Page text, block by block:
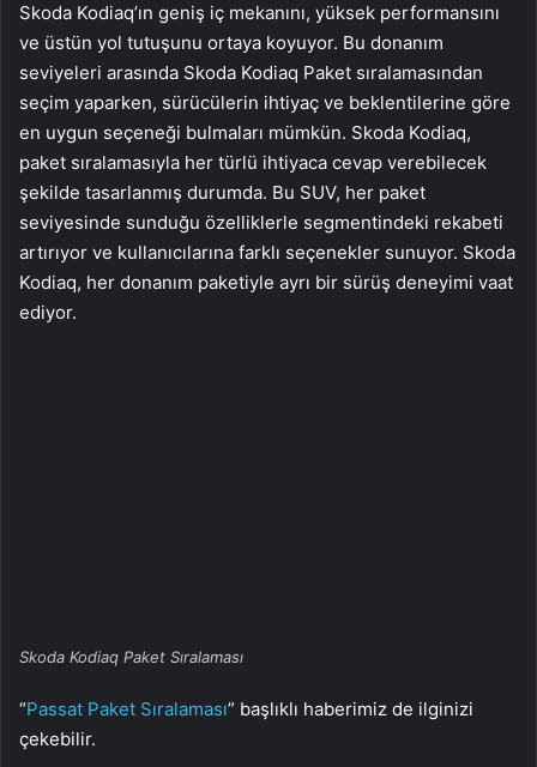
Skoda Kodiaq’ın geniş iç mekanını, yüksek performansını
ve üstün yol tutuşunu ortaya koyuyor. Bu donanım
seviyeleri arasında Skoda Kodiaq Paket sıralamasından
seçim yaparken, sürücülerin ihtiyaç ve beklentilerine göre
en uygun seçeneği bulmaları mümkün. Skoda Kodiaq,
paket sıralamasıyla her türlü ihtiyaca cevap verebilecek
şekilde tasarlanmış durumda. Bu SUV, her paket
seviyesinde sunduğu özelliklerle segmentindeki rekabeti
artırıyor ve kullanıcılarına farklı seçenekler sunuyor. Skoda
Kodiaq, her donanım paketiyle ayrı bir sürüş deneyimi vaat
ediyor.
Skoda Kodiaq Paket Sıralaması
“Passat Paket Sıralaması” başlıklı haberimiz de ilginizi
çekebilir.